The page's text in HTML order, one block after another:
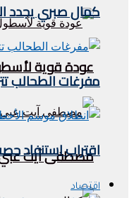
عودة قوية
مصطفى آيت
كمال صبري يجدد
مفرغات الطحالب
اقتراب استنفاد حصة
اقتصاد